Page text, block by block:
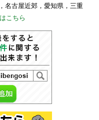
名古屋近郊，愛知県，三重
こちら